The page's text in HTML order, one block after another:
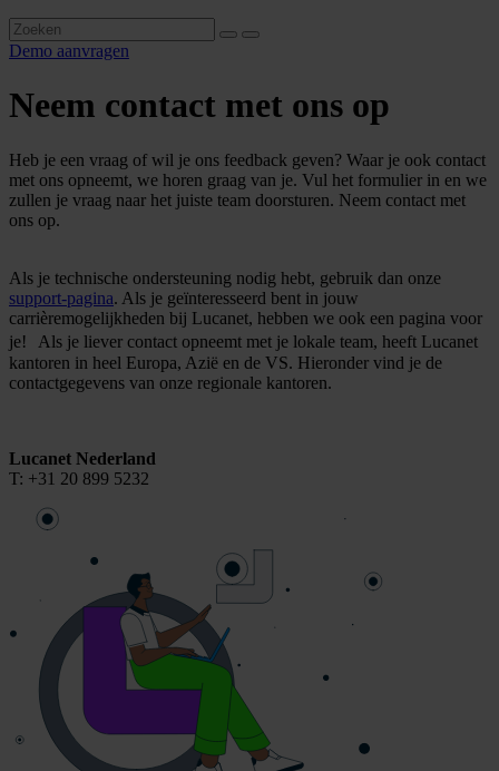
Demo aanvragen
Neem contact met ons op
Heb je een vraag of wil je ons feedback geven? Waar je ook contact
met ons opneemt, we horen graag van je. Vul het formulier in en we
zullen je vraag naar het juiste team doorsturen. Neem contact met
ons op.
Als je technische ondersteuning nodig hebt, gebruik dan onze
support-pagina. Als je geïnteresseerd bent in jouw
carrièremogelijkheden bij Lucanet, hebben we ook een pagina voor
je! Als je liever contact opneemt met je lokale team, heeft Lucanet
kantoren in heel Europa, Azië en de VS. Hieronder vind je de
contactgegevens van onze regionale kantoren.
Lucanet Nederland
T: +31 20 899 5232